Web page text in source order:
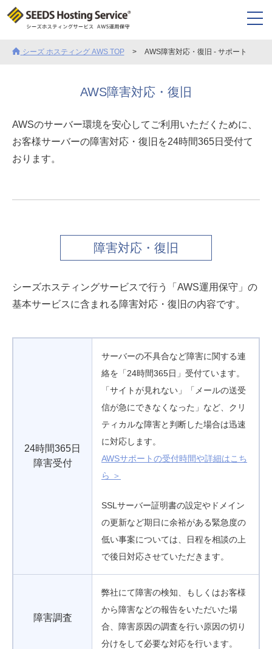
シーズ ホスティング AWS TOP AWS障害対応・復旧 - サポート
AWS障害対応・復旧
AWSのサーバー環境を安心してご利用いただくために、
お客様サーバーの障害対応・復旧を24時間365日受付て
おります。
障害対応・復旧
シーズホスティングサービスで行う「AWS運用保守」の
基本サービスに含まれる障害対応・復旧の内容です。
24時間365日
障害受付
サーバーの不具合など障害に関する連
絡を「24時間365日」受付ています。
「サイトが見れない」「メールの送受
信が急にできなくなった」など、クリ
ティカルな障害と判断した場合は迅速
に対応します。
AWSサポートの受付時間や詳細はこち
ら ＞
SSLサーバー証明書の設定やドメイン
の更新など期日に余裕がある緊急度の
低い事案については、日程を相談の上
で後日対応させていただきます。
障害調査
弊社にて障害の検知、もしくはお客様
から障害などの報告をいただいた場
合、障害原因の調査を行い原因の切り
分けをして必要な対応を行います。